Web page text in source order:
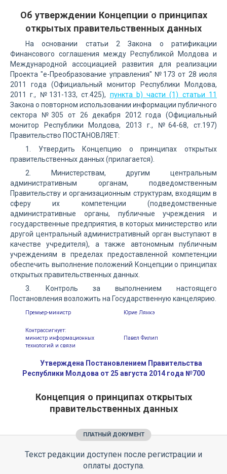
Об утверждении Концепции о принципах
открытых правительственных данных
На основании статьи 2 Закона о ратификации
Финансового соглашения между Республикой Молдова и
Международной ассоциацией развития для реализации
Проекта "е-Преобразование управления" №173 от 28 июля
2011 года (Официальный монитор Республики Молдова,
2011 г., №131-133, ст.425), пункта b) части (1) статьи 11
Закона о повторном использовании информации публичного
сектора №305 от 26 декабря 2012 года (Официальный
монитор Республики Молдова, 2013 г., №64-68, ст.197)
Правительство ПОСТАНОВЛЯЕТ:
1. Утвердить Концепцию о принципах открытых
правительственных данных (прилагается).
2. Министерствам, другим центральным
административным органам, подведомственным
Правительству и организационным структурам, входящим в
сферу их компетенции (подведомственные
административные органы, публичные учреждения и
государственные предприятия, в которых министерство или
другой центральный административный орган выступают в
качестве учредителя), а также автономным публичным
учреждениям в пределах предоставленной компетенции
обеспечить выполнение положений Концепции о принципах
открытых правительственных данных.
3. Контроль за выполнением настоящего
Постановления возложить на Государственную канцелярию.
Премьер-министр Юрие Лянкэ
Контрассигнует:
министр информационных
технологий и связи
Павел Филип
Утверждена Постановлением Правительства
Республики Молдова от 25 августа 2014 года №700
Концепция о принципах открытых
правительственных данных
ПЛАТНЫЙ ДОКУМЕНТ
Текст редакции доступен после регистрации и
оплаты доступа.